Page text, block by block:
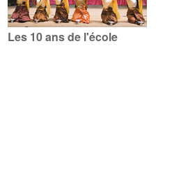
Les 10 ans de l'école